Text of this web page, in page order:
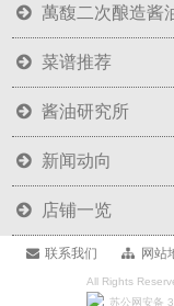
萬馥二次酿造酱
菜谱推荐
酱油研究所
新闻动向
店铺一览
联系我们 网站
All Rights
苏公网安备